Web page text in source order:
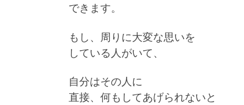
できます。
もし、周りに大変な思いを
している人がいて、
自分はその人に
直接、何もしてあげられないと